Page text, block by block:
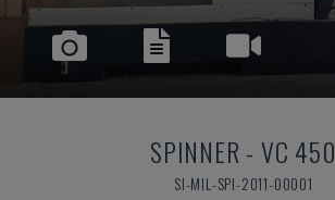
SPINNER -VC 450
SI-MIL-SPI-2011-00001